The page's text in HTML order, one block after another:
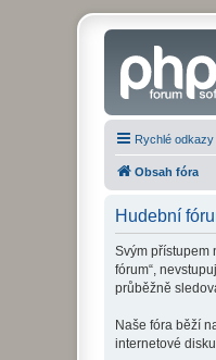
Rychlé odkazy
Obsah fóra
Hudební
Svým přístupem
fórum“,
průběžně
Naše fóra běží
internetové